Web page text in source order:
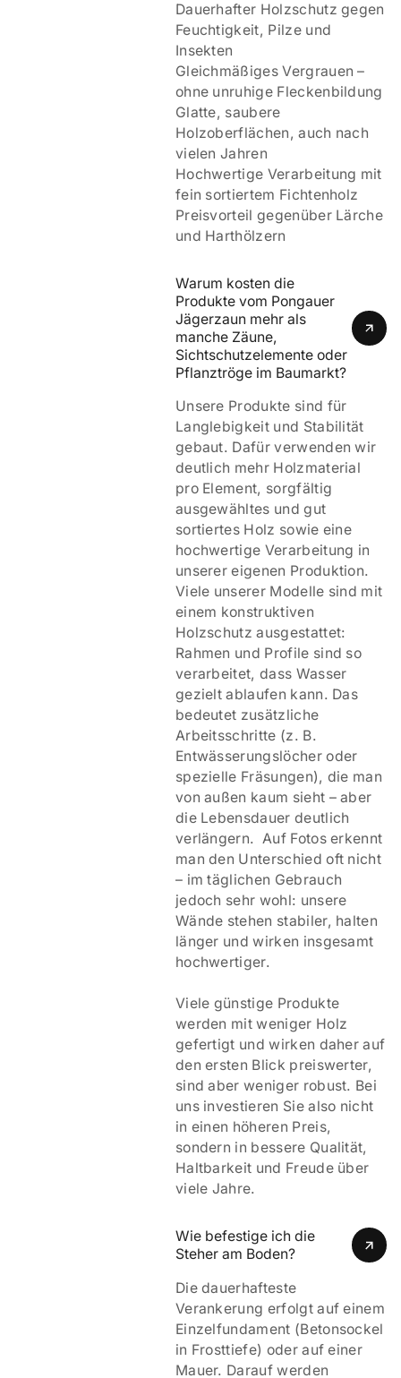
Dauerhafter Holzschutz gegen
Feuchtigkeit, Pilze und
Insekten
Gleichmäßiges Vergrauen –
ohne unruhige Fleckenbildung
Glatte, saubere
Holzoberflächen, auch nach
vielen Jahren
Hochwertige Verarbeitung mit
fein sortiertem Fichtenholz
Preisvorteil gegenüber Lärche
und Harthölzern
Warum kosten die
Produkte vom Pongauer
Jägerzaun mehr als
manche Zäune,
Sichtschutzelemente oder
Pflanztröge im Baumarkt?
Unsere Produkte sind für
Langlebigkeit und Stabilität
gebaut. Dafür verwenden wir
deutlich mehr Holzmaterial
pro Element, sorgfältig
ausgewähltes und gut
sortiertes Holz sowie eine
hochwertige Verarbeitung in
unserer eigenen Produktion.
Viele unserer Modelle sind mit
einem konstruktiven
Holzschutz ausgestattet:
Rahmen und Profile sind so
verarbeitet, dass Wasser
gezielt ablaufen kann. Das
bedeutet zusätzliche
Arbeitsschritte (z. B.
Entwässerungslöcher oder
spezielle Fräsungen), die man
von außen kaum sieht – aber
die Lebensdauer deutlich
verlängern. Auf Fotos erkennt
man den Unterschied oft nicht
– im täglichen Gebrauch
jedoch sehr wohl: unsere
Wände stehen stabiler, halten
länger und wirken insgesamt
hochwertiger.
Viele günstige Produkte
werden mit weniger Holz
gefertigt und wirken daher auf
den ersten Blick preiswerter,
sind aber weniger robust. Bei
uns investieren Sie also nicht
in einen höheren Preis,
sondern in bessere Qualität,
Haltbarkeit und Freude über
viele Jahre.
Wie befestige ich die
Steher am Boden?
Die dauerhafteste
Verankerung erfolgt auf einem
Einzelfundament (Betonsockel
in Frosttiefe) oder auf einer
Mauer. Darauf werden